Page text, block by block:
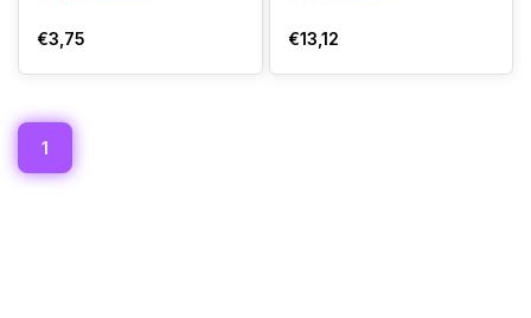
€3,75 €13,12
1